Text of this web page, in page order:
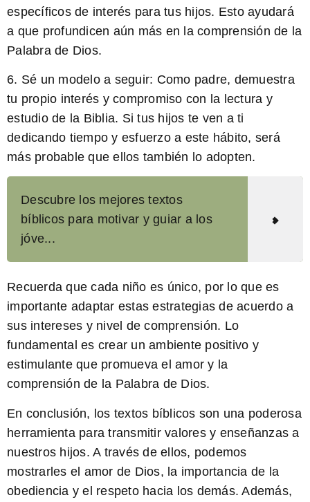
específicos de interés para tus hijos. Esto ayudará
a que profundicen aún más en la comprensión de la
Palabra de Dios.
6. Sé un modelo a seguir: Como padre, demuestra
tu propio interés y compromiso con la lectura y
estudio de la Biblia. Si tus hijos te ven a ti
dedicando tiempo y esfuerzo a este hábito, será
más probable que ellos también lo adopten.
Descubre los mejores textos
bíblicos para motivar y guiar a los
jóve...
Recuerda que cada niño es único, por lo que es
importante adaptar estas estrategias de acuerdo a
sus intereses y nivel de comprensión. Lo
fundamental es crear un ambiente positivo y
estimulante que promueva el amor y la
comprensión de la Palabra de Dios.
En conclusión, los textos bíblicos son una poderosa
herramienta para transmitir valores y enseñanzas a
nuestros hijos. A través de ellos, podemos
mostrarles el amor de Dios, la importancia de la
obediencia y el respeto hacia los demás. Además,